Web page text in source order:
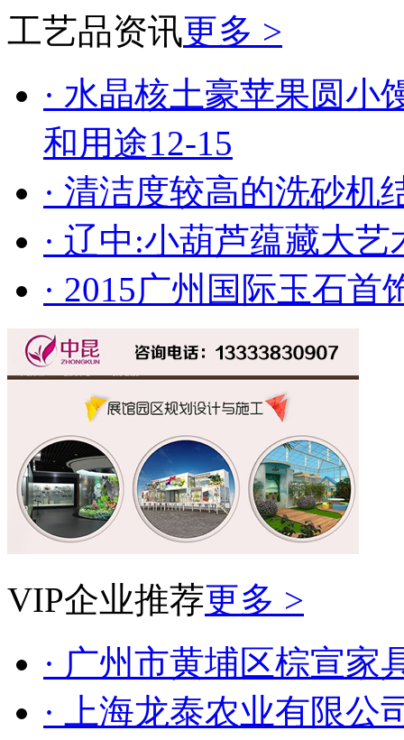
工艺品资讯更多 >
· 水晶核土豪苹果圆小
和用途12-15
· 清洁度较高的洗砂机
· 辽中:小葫芦蕴藏大
· 2015广州国际玉石首
VIP企业推荐更多 >
· 广州市黄埔区棕宣家
· 上海龙泰农业有限公